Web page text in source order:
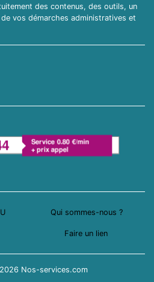
des contenus, des outils, un
vos démarches administratives et
Qui sommes-nous ?
Faire un lien
Nos-services.com